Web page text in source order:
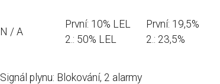
N / A
První: 10% LEL
2.: 50% LEL
První: 19,5%
2.: 23,5%
Signál plynu: Blokování, 2 alarmy